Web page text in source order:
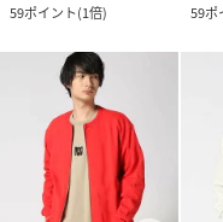
59ポイント(1倍)
59ポ